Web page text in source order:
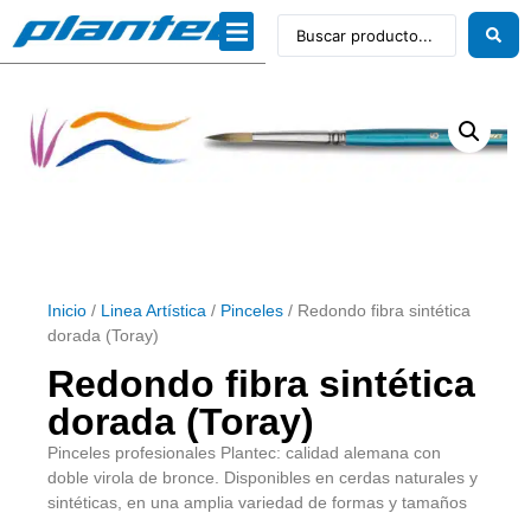
Inicio / Linea Artística / Pinceles / Redondo fibra sintética
dorada (Toray)
Redondo fibra sintética
dorada (Toray)
Pinceles profesionales Plantec: calidad alemana con
doble virola de bronce. Disponibles en cerdas naturales y
sintéticas, en una amplia variedad de formas y tamaños